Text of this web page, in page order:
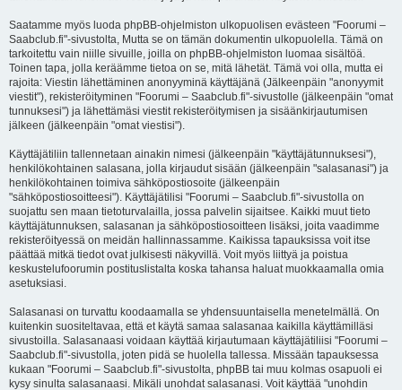
Saatamme myös luoda phpBB-ohjelmiston ulkopuolisen evästeen "Foorumi –
Saabclub.fi"-sivustolta, Mutta se on tämän dokumentin ulkopuolella. Tämä on
tarkoitettu vain niille sivuille, joilla on phpBB-ohjelmiston luomaa sisältöä.
Toinen tapa, jolla keräämme tietoa on se, mitä lähetät. Tämä voi olla, mutta ei
rajoita: Viestin lähettäminen anonyyminä käyttäjänä (Jälkeenpäin "anonyymit
viestit"), rekisteröityminen "Foorumi – Saabclub.fi"-sivustolle (jälkeenpäin "omat
tunnuksesi") ja lähettämäsi viestit rekisteröitymisen ja sisäänkirjautumisen
jälkeen (jälkeenpäin "omat viestisi").
Käyttäjätiliin tallennetaan ainakin nimesi (jälkeenpäin "käyttäjätunnuksesi"),
henkilökohtainen salasana, jolla kirjaudut sisään (jälkeenpäin "salasanasi") ja
henkilökohtainen toimiva sähköpostiosoite (jälkeenpäin
"sähköpostiosoitteesi"). Käyttäjätilisi "Foorumi – Saabclub.fi"-sivustolla on
suojattu sen maan tietoturvalailla, jossa palvelin sijaitsee. Kaikki muut tieto
käyttäjätunnuksen, salasanan ja sähköpostiosoitteen lisäksi, joita vaadimme
rekisteröityessä on meidän hallinnassamme. Kaikissa tapauksissa voit itse
päättää mitkä tiedot ovat julkisesti näkyvillä. Voit myös liittyä ja poistua
keskustelufoorumin postituslistalta koska tahansa haluat muokkaamalla omia
asetuksiasi.
Salasanasi on turvattu koodaamalla se yhdensuuntaisella menetelmällä. On
kuitenkin suositeltavaa, että et käytä samaa salasanaa kaikilla käyttämilläsi
sivustoilla. Salasanaasi voidaan käyttää kirjautumaan käyttäjätiliisi "Foorumi –
Saabclub.fi"-sivustolla, joten pidä se huolella tallessa. Missään tapauksessa
kukaan "Foorumi – Saabclub.fi"-sivustolta, phpBB tai muu kolmas osapuoli ei
kysy sinulta salasanaasi. Mikäli unohdat salasanasi. Voit käyttää "unohdin